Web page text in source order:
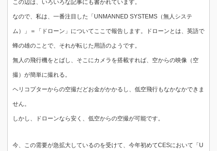
この辺は、いろいろな記事にも書かれています。
なので、私は、一番注目した「UNMANNED SYSTEMS（無人システ
ム）」＝「ドローン」についてここで報告します。ドローンとは、英語で
蜂の雄のことで、それが転じた用語のようです。
無人の飛行機をとばし、そこにカメラを搭載すれば、空からの映像（空
撮）が簡単に撮れる。
ヘリコプターからの空撮だどお金がかかるし、低空飛行もなかなかできま
せん。
しかし、ドローンなら安く、低空からの空撮が可能です。
今、この需要が急拡大しているのを受けて、今年初めてCESにおいて「U